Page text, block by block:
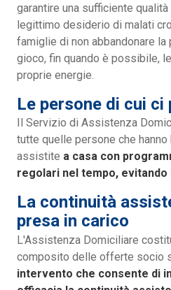
garantire una sufficiente
legittimo desiderio di malati
famiglie di non abbandonare
gioco, fin quando è possibile,
proprie energie.
Le persone di cui ci
Il Servizio di Assistenza
tutte quelle persone che
assistite a casa con
regolari nel tempo,
La continuità
presa in carico
L'Assistenza Domiciliare
composito delle offerte socio
intervento che consente di